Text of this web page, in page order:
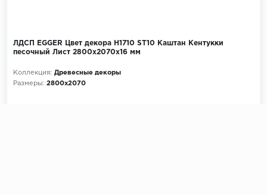
ЛДСП EGGER Цвет декора H1710 ST10 Каштан Кентукки
песочный Лист 2800x2070х16 мм
Коллекция: Древесные декоры
Размеры: 2800x2070